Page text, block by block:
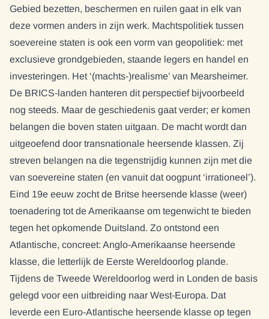
Gebied bezetten, beschermen en ruilen gaat in elk van
deze vormen anders in zijn werk. Machtspolitiek tussen
soevereine staten is ook een vorm van geopolitiek: met
exclusieve grondgebieden, staande legers en handel en
investeringen. Het ‘(machts-)realisme’ van Mearsheimer.
De BRICS-landen hanteren dit perspectief bijvoorbeeld
nog steeds. Maar de geschiedenis gaat verder; er komen
belangen die boven staten uitgaan. De macht wordt dan
uitgeoefend door transnationale heersende klassen. Zij
streven belangen na die tegenstrijdig kunnen zijn met die
van soevereine staten (en vanuit dat oogpunt ‘irrationeel’).
Eind 19e eeuw zocht de Britse heersende klasse (weer)
toenadering tot de Amerikaanse om tegenwicht te bieden
tegen het opkomende Duitsland. Zo ontstond een
Atlantische, concreet: Anglo-Amerikaanse heersende
klasse, die letterlijk de Eerste Wereldoorlog plande.
Tijdens de Tweede Wereldoorlog werd in Londen de basis
gelegd voor een uitbreiding naar West-Europa. Dat
leverde een Euro-Atlantische heersende klasse op tegen